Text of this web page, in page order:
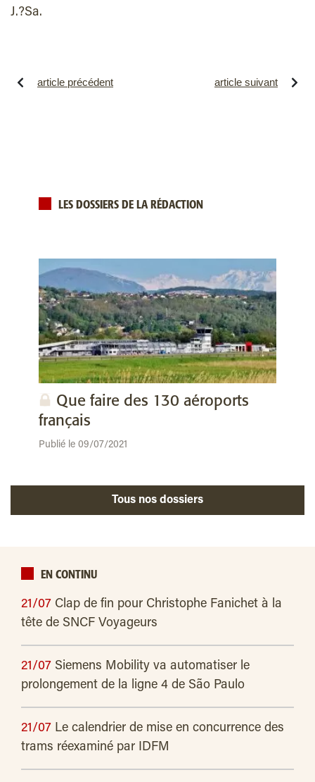
J.?Sa.
article précédent article suivant
LES DOSSIERS DE LA RÉDACTION
Que faire des 130 aéroports
français
Publié le 09/07/2021
Tous nos dossiers
EN CONTINU
21/07 Clap de fin pour Christophe Fanichet à la
tête de SNCF Voyageurs
21/07 Siemens Mobility va automatiser le
prolongement de la ligne 4 de São Paulo
21/07 Le calendrier de mise en concurrence des
trams réexaminé par IDFM